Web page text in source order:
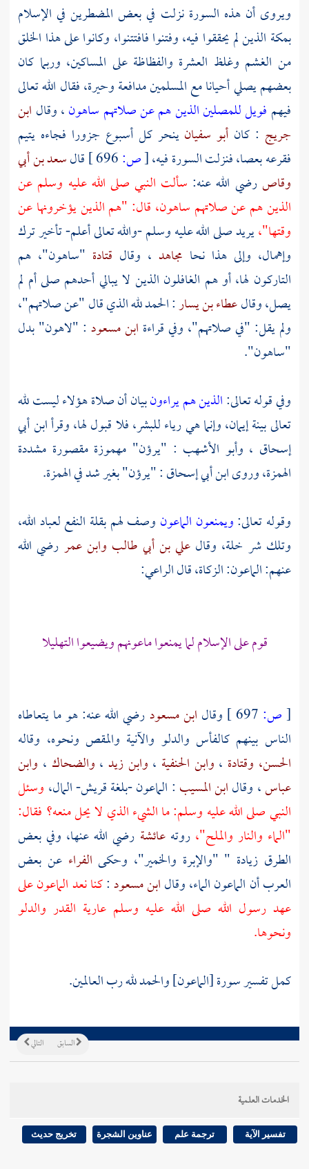
ويروى أن هذه السورة نزلت في بعض المضطرين في الإسلام
بمكة الذين لم يحققوا فيه، وفتنوا فافتتنوا، وكانوا على هذا الخلق
من الغشم وغلظ العشرة والفظاظة على المساكين، وربما كان
بعضهم يصلي أحيانا مع المسلمين مدافعة وحيرة، فقال الله تعالى
فيهم فويل للمصلينالذين هم عن صلاتهم ساهون، وقال ابن
جريج : كان أبو سفيانينحر كل أسبوع جزورا فجاءه يتيم
فقرعه بعصا، فنزلت السورة فيه،[ص: قالسعد بن أبي
وقاصرضي الله عنه: سألت النبي صلى الله عليه وسلم عن
الذين هم عن صلاتهم ساهون، قال: "هم الذين يؤخرونها عن
وقتها"،يريد صلى الله عليه وسلم -والله تعالى أعلم- تأخير ترك
وإهمال، وإلى هذا نحا مجاهد ، وقال قتادة "ساهون"، هم
التاركون لها، أو هم الغافلون الذين لا يبالي أحدهم صلى أم لم
يصل، وقالعطاء بن يسار: الحمد لله الذي قال "عن صلاتهم"،
ولم يقل: "في صلاتهم"، وفي قراءة ابن مسعود : "لاهون" بدل
"ساهون".
وفي قوله تعالى:الذين هم يراءونبيان أن صلاة هؤلاء ليست لله
تعالى بينة إيمان، وإنما هي رياء للبشر، فلا قبول لها، وقرأابن أبي
إسحاق ، وأبو الأشهب : "يرؤن" مهموزة مقصورة مشددة
الهمزة، وروىابن أبي إسحاق: "يرؤن" بغير شد في الهمزة.
وقوله تعالى:ويمنعون الماعون وصف لهم بقلة النفع لعباد الله،
وتلك شر خلة، وقال علي بن أبي طالب وابن عمر رضي الله
عنهم: الماعون: الزكاة، قال الراعي:
قوم على الإسلام لما يمنعوا ماعونهم ويضيعوا التهليلا
[ص: وقال ابن مسعودرضي الله عنه: هو ما يتعاطاه
الناس بينهم كالفأس والدلو والآنية والمقص ونحوه، وقاله
الحسن، وقتادة ، وابن الحنفية ، وابن زيد ، والضحاك ، وابن
عباس، وقالابن المسيب : الماعون -بلغةقريش-المال، وسئل
النبي صلى الله عليه وسلم: ما الشيء الذي لا يحل منعه؟ فقال:
"الماء والنار والملح"،روتهعائشة رضي الله عنها، وفي بعض
الطرق زيادة " "والإبرة والخمير"، وحكى الفراءعن بعض
العربأن الماعون الماء، وقالابن مسعود:كنا نعد الماعون على
عهد رسول الله صلى الله عليه وسلم عارية القدر والدلو
ونحوها.
كمل تفسير سورة [الماعون] والحمد لله رب العالمين.
التالي السابق
الخدمات العلمية
تفسير الآية ترجمة علم عناوين الشجرة تخريج حديث